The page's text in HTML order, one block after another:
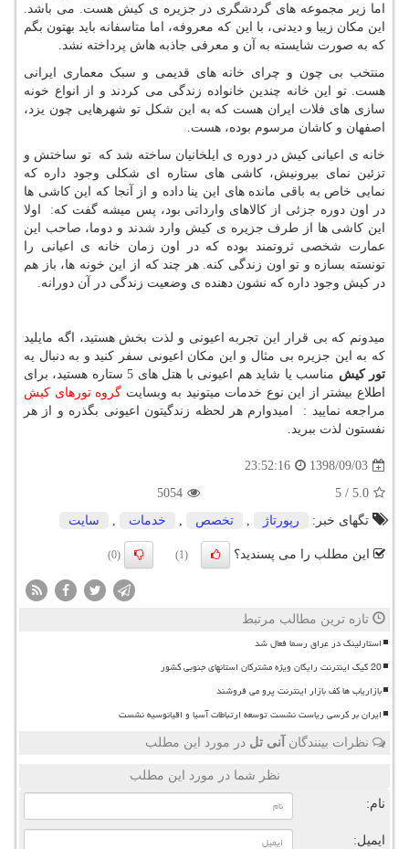
اما زیر مجموعه های گردشگری در جزیره ی کیش هست. می باشد.
این مکان زیبا و دیدنی، با این که معروفه، اما متاسفانه باید بهتون بگم
که به صورت شایسته به آن و معرفی جاذبه هاش پرداخته نشد.
منتخب بی چون و چرای خانه های قدیمی و سبک معماری ایرانی
هست. تو این خانه چندین خانواده زندگی می کردند و از انواع خونه
سازی های فلات ایران هست که به این شکل تو شهرهایی چون یزد،
اصفهان و کاشان مرسوم بوده، هست.
خانه ی اعیانی کیش در دوره ی ایلخانیان ساخته شد که تو ساختش و
تزئین نمای بیرونیش، کاشی های ستاره ای شکلی وجود داره که
نمایی خاص به باقی مانده های این ینا داده و از آنجا که این کاشی ها
در اون دوره جزئی از کالاهای وارداتی بود، پس میشه گفت که: اولا
این کاشی ها از طرف جزیره ی کیش وارد شدند و دوما، صاحب این
عمارت شخصی ثروتمند بوده که در اون زمان خانه ی اعیانی را
تونسته بسازه و تو اون زندگی کنه. هر چند که از این خونه ها، باز هم
در کیش وجود داره که نشون دهنده ی وضعیت زندگی در آن دورانه.
میدونم که بی قرار این تجربه اعیونی و لذت بخش هستید، اگه مایلید
که به این جزیره بی مثال و این مکان اعیونی سفر کنید و به دنبال یه
تور کیش
مناسب یا شاید هم اعیونی با هتل های 5 ستاره هستید، برای
اطلاع بیشتر از این نوع خدمات میتونید به وبسایت گروه تورهای کیش
مراجعه نمایید : امیدوارم هر لحظه زندگیتون اعیونی بگذره و از هر
نفستون لذت ببرید.
1398/09/03
23:52:16
5.0
/
5
5054
تگهای خبر:
رپورتاژ , تخصص , خدمات , سایت
این مطلب را می پسندید؟ (1)
(0)
تازه ترین مطالب مرتبط
استارلینک در عراق رسما فعال شد
20 گیگ اینترنت رایگان ویژه مشترکان استانهای جنوبی کشور
بازاریاب ها کف بازار اینترنت پرو می فروشند
ایران بر کرسی ریاست نشست توسعه ارتباطات آسیا و اقیانوسیه نشست
نظرات بینندگان آنی تل در مورد این مطلب
نظر شما در مورد این مطلب
نام:
ایمیل: